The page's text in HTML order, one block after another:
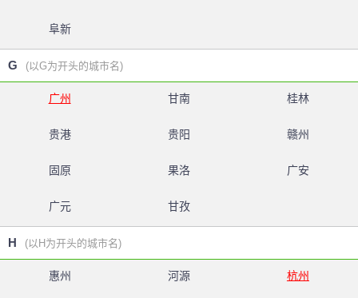
阜新
G (以G为开头的城市名)
广州 甘南 桂林
贵港 贵阳 赣州
固原 果洛 广安
广元 甘孜
H (以H为开头的城市名)
惠州 河源 杭州